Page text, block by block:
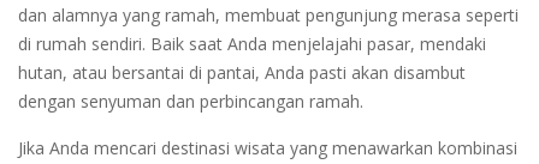
dan alamnya yang ramah, membuat pengunjung merasa seperti
di rumah sendiri. Baik saat Anda menjelajahi pasar, mendaki
hutan, atau bersantai di pantai, Anda pasti akan disambut
dengan senyuman dan perbincangan ramah.
Jika Anda mencari destinasi wisata yang menawarkan kombinasi